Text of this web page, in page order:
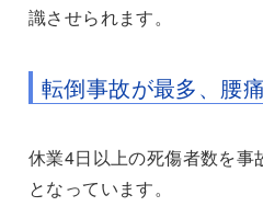
識させられます。
転倒事故が最多、腰
休業4日以上の死傷者数を
となっています。